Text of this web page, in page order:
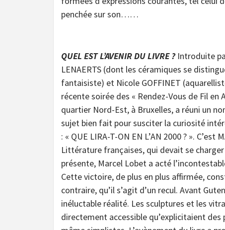
penchée sur son……
QUEL EST L’AVENIR DU LIVRE ?Introduite
LENAERTS (dont les céramiques se
fantaisiste) et Nicole GOFFINET
récente soirée des « Rendez-Vous de Fil en
quartier Nord-Est, à Bruxelles, a réuni un
sujet bien fait pour susciter la curiosité
: « QUE LIRA-T-ON EN L’AN 2000 ? ».
Littérature françaises, qui devait se
présente, Marcel Lobet a acté
Cette victoire, de plus en plus affirmée,
contraire, qu’il s’agit d’un recul. Avant
inéluctable réalité. Les sculptures et les
directement accessible qu’explicitaient